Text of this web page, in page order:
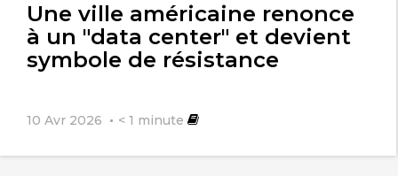
Une ville américaine renonce
à un "data center" et devient
symbole de résistance
10 Avr 2026 < 1 minute